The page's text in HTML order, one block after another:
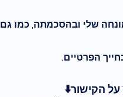
שלי ובהסכמתה, כמו
הפרטיים.
על הקישור⬇️